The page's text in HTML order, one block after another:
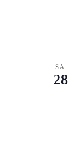
SA.
28